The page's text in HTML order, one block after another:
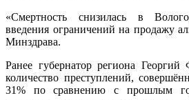
«Смертность снизилась в
введения ограничений на продажу
Минздрава.
Ранее губернатор региона
количество преступлений,
31% по сравнению с прошлым